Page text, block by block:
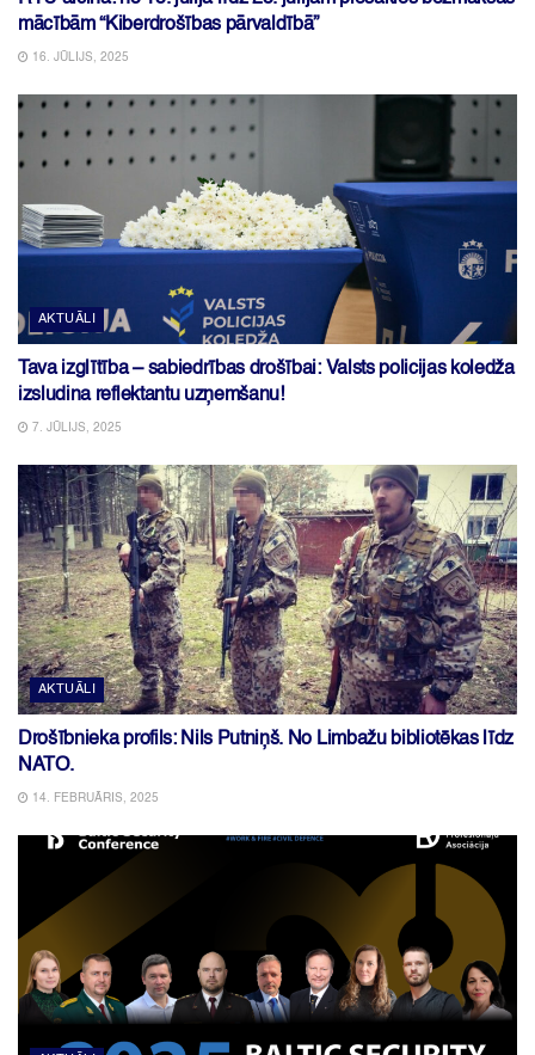
mācībām “Kiberdrošības pārvaldībā”
16. JŪLIJS, 2025
AKTUĀLI
Tava izglītība – sabiedrības drošībai: Valsts policijas koledža
izsludina reflektantu uzņemšanu!
7. JŪLIJS, 2025
AKTUĀLI
Drošībnieka profils: Nils Putniņš. No Limbažu bibliotēkas līdz
NATO.
14. FEBRUĀRIS, 2025